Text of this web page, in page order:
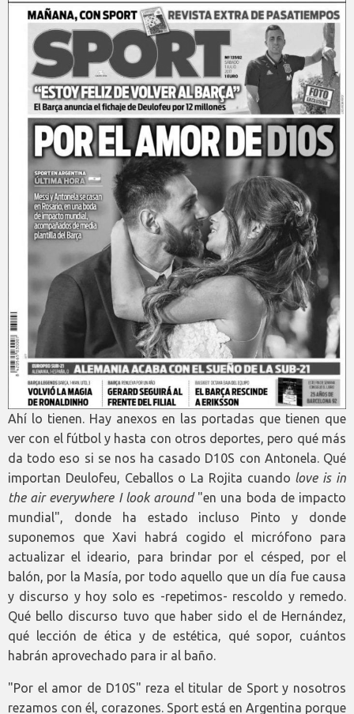
Ahí lo tienen. Hay anexos en las portadas que tienen que
ver con el fútbol y hasta con otros deportes, pero qué más
da todo eso si se nos ha casado D10S con Antonela. Qué
importan Deulofeu, Ceballos o La Rojita cuando love is in
the air everywhere I look around"en una boda de impacto
mundial", donde ha estado incluso Pinto y donde
suponemos que Xavi habrá cogido el micrófono para
actualizar el ideario, para brindar por el césped, por el
balón, por la Masía, por todo aquello que un día fue causa
y discurso y hoy solo es -repetimos- rescoldo y remedo.
Qué bello discurso tuvo que haber sido el de Hernández,
qué lección de ética y de estética, qué sopor, cuántos
habrán aprovechado para ir al baño.
"Por el amor de D10S" reza el titular de Sport y nosotros
rezamos con él, corazones. Sport está en Argentina porque